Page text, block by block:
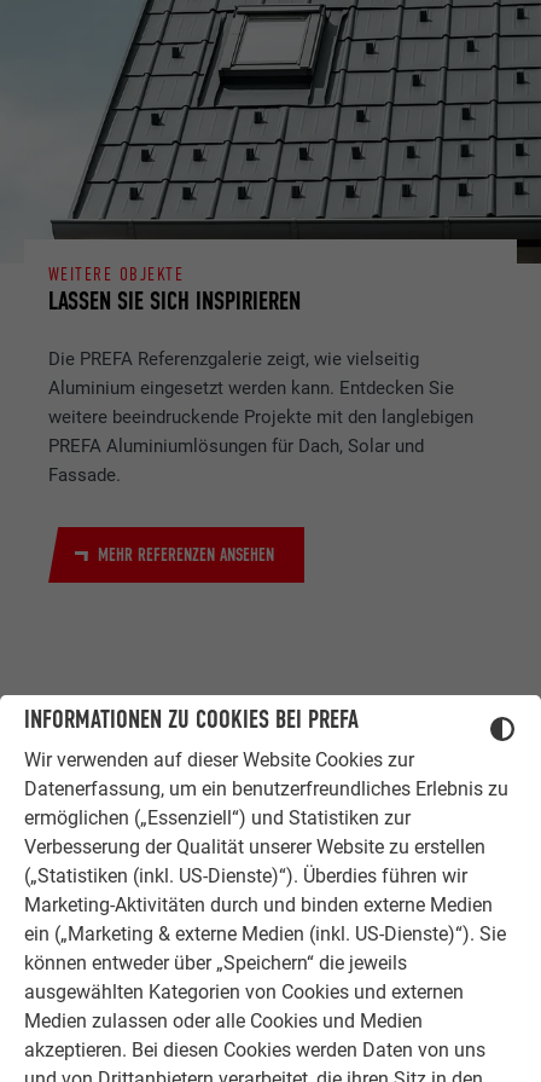
INFORMATIONEN ZU COOKIES BEI PREFA
Wir verwenden auf dieser Website Cookies zur
Datenerfassung, um ein benutzerfreundliches Erlebnis zu
ermöglichen („Essenziell“) und Statistiken zur
Verbesserung der Qualität unserer Website zu erstellen
(„Statistiken (inkl. US-Dienste)“). Überdies führen wir
Marketing-Aktivitäten durch und binden externe Medien
ein („Marketing & externe Medien (inkl. US-Dienste)“). Sie
können entweder über „Speichern“ die jeweils
ausgewählten Kategorien von Cookies und externen
Medien zulassen oder alle Cookies und Medien
akzeptieren. Bei diesen Cookies werden Daten von uns
LASSEN SIE SICH INSPIRIEREN
WEITERE OBJEKTE
Die PREFA Referenzgalerie zeigt, wie vielseitig
Aluminium eingesetzt werden kann. Entdecken Sie
weitere beeindruckende Projekte mit den langlebigen
PREFA Aluminiumlösungen für Dach, Solar und
Fassade.
MEHR REFERENZEN ANSEHEN
ERFAHRUNGSBERICHTE
ZUFRIEDENE KUNDEN
Ob Bauherr, Sanierer, Verarbeiter oder
Architekt - die Zufriedenheit all
unserer Kunden liegt uns am Herzen.
Deshalb versuchen wir als PREFA in
allen Phasen Ihres Projektes als
starker Begleiter zur Seite zu stehen.
Überzeugen Sie sich selbst!